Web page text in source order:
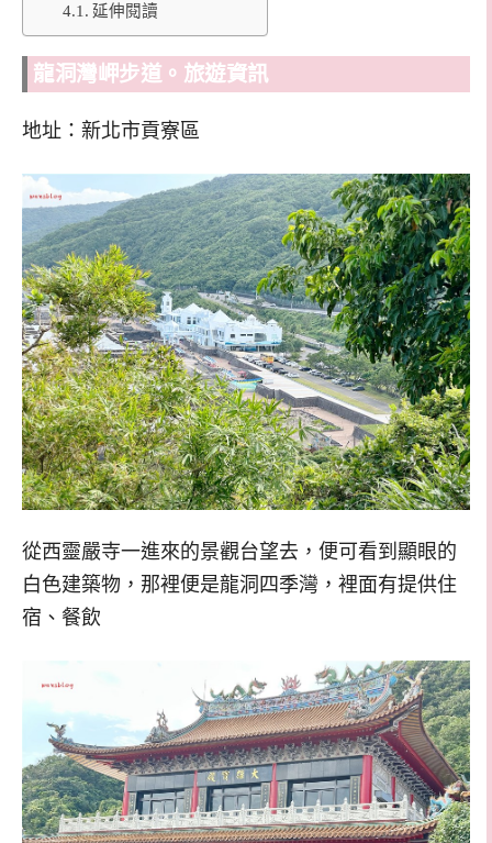
延伸閱讀
龍洞灣岬步道。旅遊資訊
地址：新北市貢寮區
從西靈嚴寺一進來的景觀台望去，便可看到顯眼的
白色建築物，那裡便是龍洞四季灣，裡面有提供住
宿、餐飲